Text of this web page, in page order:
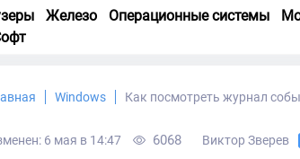
Железо Операционные системы
Windows Как посмотреть журнал
6 мая в 14:47 6068 Виктор Зверев